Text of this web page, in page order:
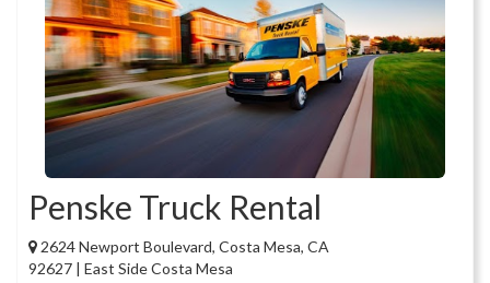
Penske Truck Rental
2624 Newport Boulevard, Costa Mesa, CA
92627 | East Side Costa Mesa